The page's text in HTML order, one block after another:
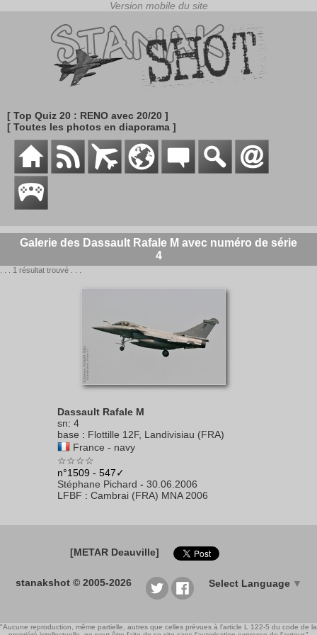
[ Top Quiz 20 : RENO avec 20/20 ]
[ Toutes les photos en diaporama ]
Galerie des Dassault Rafale M avec numéro de série
4
. . . 1 résultat trouvé . . .
Dassault Rafale M
sn: 4
base : Flottille 12F, Landivisiau (FRA)
France - navy
☆☆☆☆
n°1509 - 547✓
Stéphane Pichard - 30.06.2006
LFBF : Cambrai (FRA) MNA 2006
[METAR Deauville]
stanakshot © 2005-2026 Select Language ▼
"Aucune reproduction, même partielle, autres que celles prévues à l'article L 122-5 du code de la